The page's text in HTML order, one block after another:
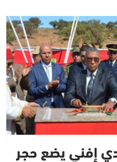
إفني يضع حجر